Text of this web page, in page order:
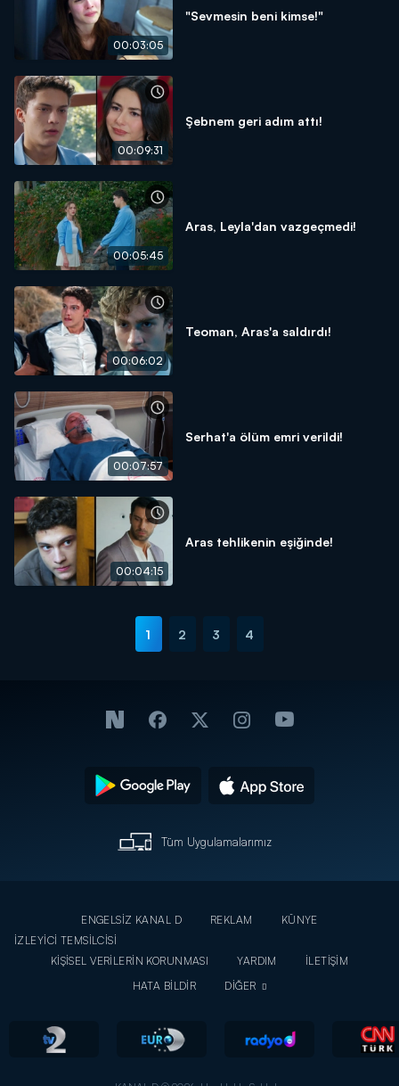
00:03:05
"Sevmesin beni kimse!"
00:09:31
Şebnem geri adım attı!
00:05:45
Aras, Leyla'dan vazgeçmedi!
00:06:02
Teoman, Aras'a saldırdı!
00:07:57
Serhat'a ölüm emri verildi!
00:04:15
Aras tehlikenin eşiğinde!
1 2 3 4
Tüm Uygulamalarımız
ENGELSİZ KANAL D REKLAM
KÜNYE
İZLEYİCİ TEMSİLCİSİ
KİŞİSEL VERİLERİN KORUNMASI
YARDIM
İLETİŞİM
HATA BİLDİR
DİĞER